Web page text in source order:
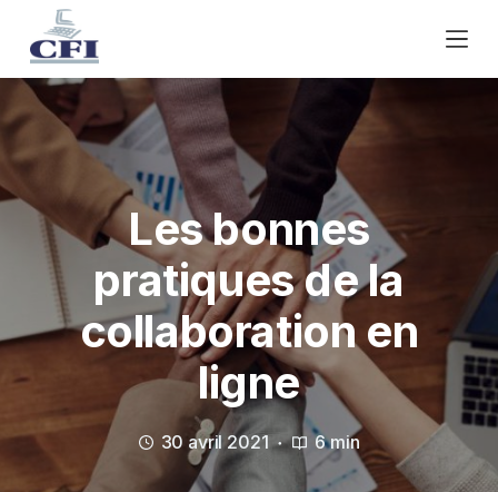
a
s
e
r
u
e
n
Les bonnes
pratiques de la
collaboration en
ligne
30 avril 2021 6 min